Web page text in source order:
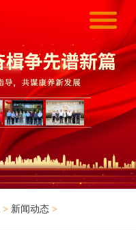
> 新闻动态>